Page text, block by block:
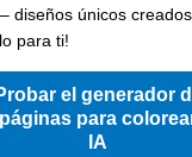
diseños únicos creados
para ti!
el generador
páginas para
IA